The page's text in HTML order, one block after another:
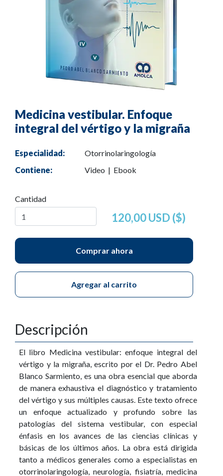
Medicina vestibular. Enfoque
integral del vértigo y la migraña
Especialidad:
Otorrinolaringología
Contiene:
Video | Ebook
Cantidad
120,00 USD ($)
Comprar ahora
Agregar al carrito
Descripción
El libro Medicina vestibular: enfoque integral del
vértigo y la migraña, escrito por el Dr. Pedro Abel
Blanco Sarmiento, es una obra esencial que aborda
de manera exhaustiva el diagnóstico y tratamiento
del vértigo y sus múltiples causas. Este texto ofrece
un enfoque actualizado y profundo sobre las
patologías del sistema vestibular, con especial
énfasis en los avances de las ciencias clínicas y
básicas de los últimos años. La obra está dirigida
tanto a médicos generales como a especialistas en
otorrinolaringología, neurología, fisiatría, medicina